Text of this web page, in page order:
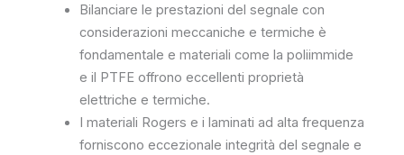
Bilanciare le prestazioni del segnale con
considerazioni meccaniche e termiche è
fondamentale e materiali come la poliimmide
e il PTFE offrono eccellenti proprietà
elettriche e termiche.
I materiali Rogers e i laminati ad alta frequenza
forniscono eccezionale integrità del segnale e